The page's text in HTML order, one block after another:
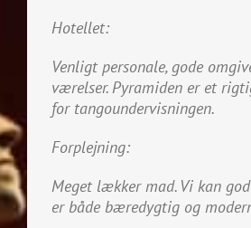
Hotellet:
Venligt personale, gode
værelser. Pyramiden er et
for tangoundervisningen.
Forplejning:
Meget lækker mad. Vi kan
er både bæredygtig og